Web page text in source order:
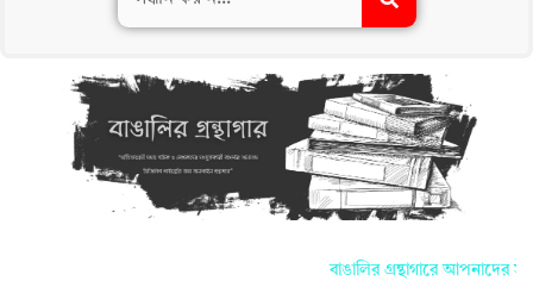
বাঙালির গ্রন্থাগারে আপনাদের সকলকে